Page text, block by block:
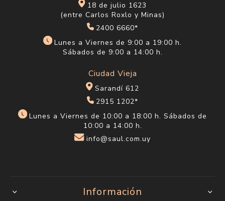
18 de julio 1623
(entre Carlos Roxlo y Minas)
2400 6660*
Lunes a Viernes de 9:00 a 19:00 h.
Sábados de 9:00 a 14:00 h.
Ciudad Vieja
Sarandí 612
2915 1202*
Lunes a Viernes de 10:00 a 18:00 h. Sábados de
10:00 a 14:00 h.
info@saul.com.uy
Información